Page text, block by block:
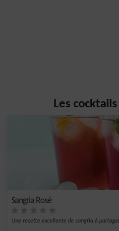
Les
Sangria Rosé
Une recette excellente de sangria à